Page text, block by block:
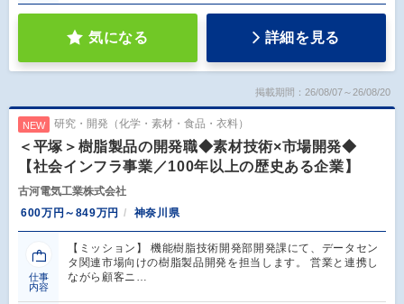
気になる 詳細を見る
掲載期間：26/08/07～26/08/20
NEW 研究・開発（化学・素材・食品・衣料）
＜平塚＞樹脂製品の開発職◆素材技術×市場開発◆
【社会インフラ事業／100年以上の歴史ある企業】
古河電気工業株式会社
600万円～849万円
神奈川県
仕事
内容
【ミッション】 機能樹脂技術開発部開発課にて、データセン
タ関連市場向けの樹脂製品開発を担当します。 営業と連携し
ながら顧客ニ…